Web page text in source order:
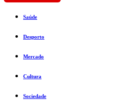
Saúde
Desporto
Mercado
Cultura
Sociedade